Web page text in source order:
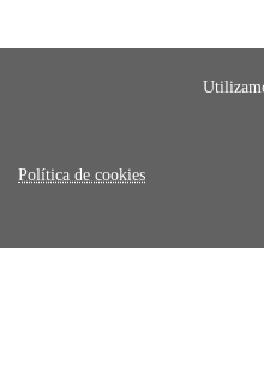
Política de cookies